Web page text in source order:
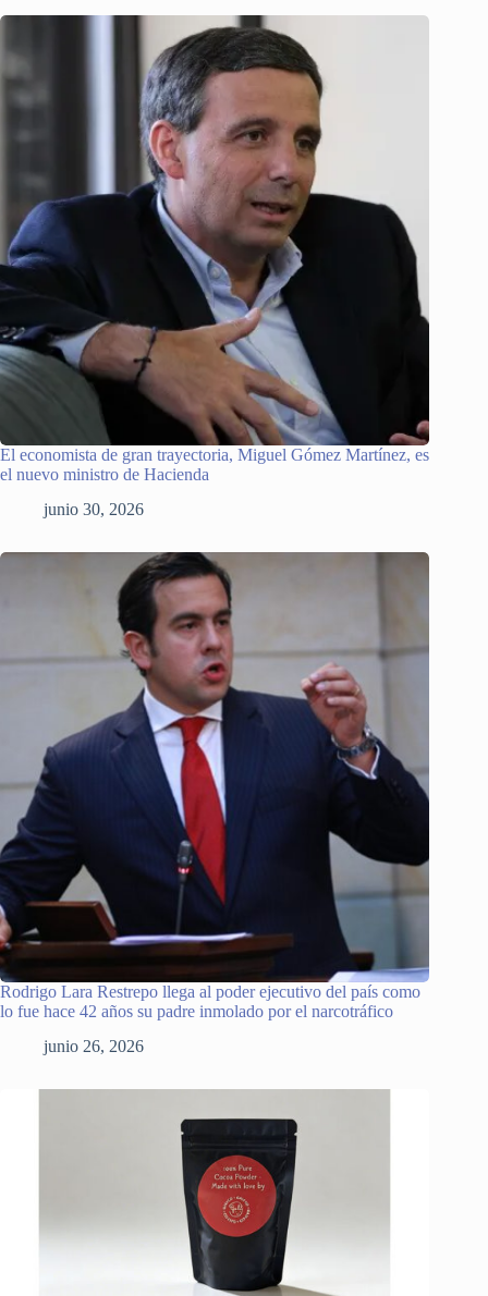
El economista de gran trayectoria, Miguel Gómez Martínez, es
el nuevo ministro de Hacienda
junio 30, 2026
Rodrigo Lara Restrepo llega al poder ejecutivo del país como
lo fue hace 42 años su padre inmolado por el narcotráfico
junio 26, 2026